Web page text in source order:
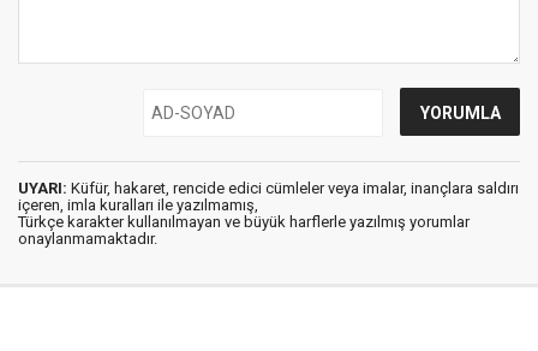
UYARI: Küfür, hakaret, rencide edici cümleler veya imalar, inançlara saldırı
içeren, imla kuralları ile yazılmamış,
Türkçe karakter kullanılmayan ve büyük harflerle yazılmış yorumlar
onaylanmamaktadır.